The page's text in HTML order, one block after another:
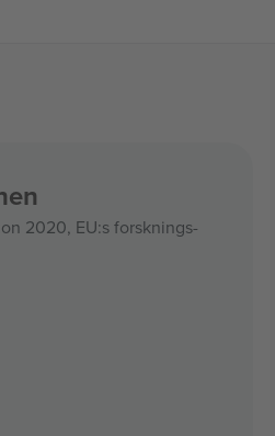
2020, EU:s forsknings-